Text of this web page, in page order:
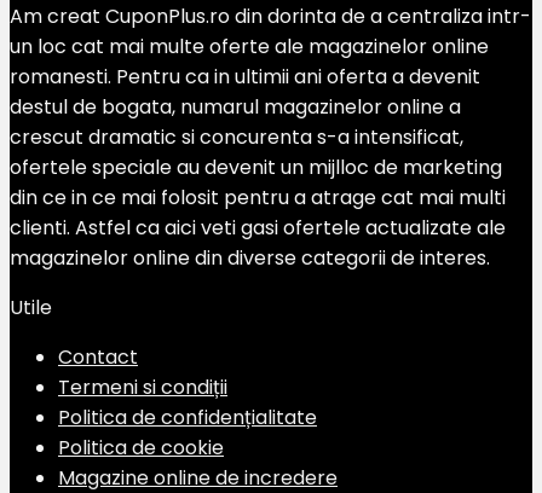
Am creat CuponPlus.ro din dorinta de a centraliza intr-
un loc cat mai multe oferte ale magazinelor online
romanesti. Pentru ca in ultimii ani oferta a devenit
destul de bogata, numarul magazinelor online a
crescut dramatic si concurenta s-a intensificat,
ofertele speciale au devenit un mijlloc de marketing
din ce in ce mai folosit pentru a atrage cat mai multi
clienti. Astfel ca aici veti gasi ofertele actualizate ale
magazinelor online din diverse categorii de interes.
Utile
Contact
Termeni si condiții
Politica de confidențialitate
Politica de cookie
Magazine online de incredere